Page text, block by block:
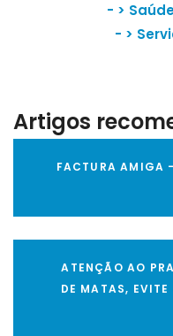
- >
- >
Artigos
FACTURA AMIGA
ATENÇÃO AO
DE MATAS,